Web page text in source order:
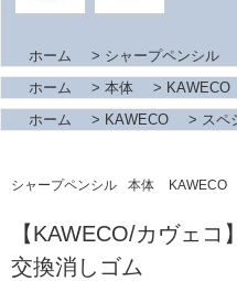
ホーム > シャープペンシル
ホーム
> 本体 > KAWECO
ホーム
> KAWECO > スペ
シャープペンシル 本体 KAWECO
【KAWECO/カヴェ
交換消しゴム